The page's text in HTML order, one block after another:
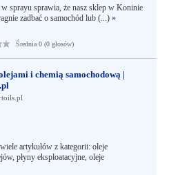
sprayu sprawia, że nasz sklep w Koninie
zadbać o samochód lub (...) »
Średnia 0 (0 głosów)
i chemią samochodową |
artykułów z kategorii: oleje
płyny eksploatacyjne, oleje